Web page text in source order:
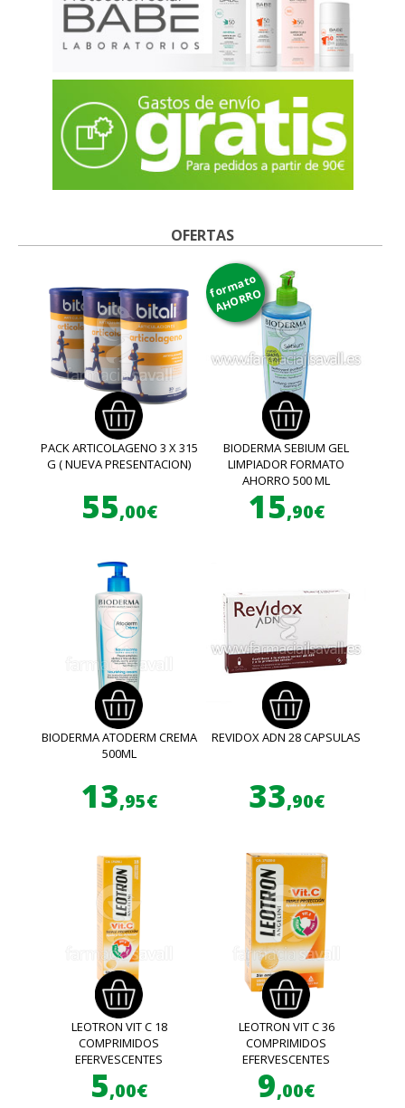
OFERTAS
PACK ARTICOLAGENO 3 X 315
G ( NUEVA PRESENTACION)
55,00€
formato
AHORRO
BIODERMA SEBIUM GEL
LIMPIADOR FORMATO
AHORRO 500 ML
15,90€
BIODERMA ATODERM CREMA
500ML
13,95€
REVIDOX ADN 28 CAPSULAS
33,90€
LEOTRON VIT C 18
COMPRIMIDOS
EFERVESCENTES
5,00€
LEOTRON VIT C 36
COMPRIMIDOS
EFERVESCENTES
9,00€